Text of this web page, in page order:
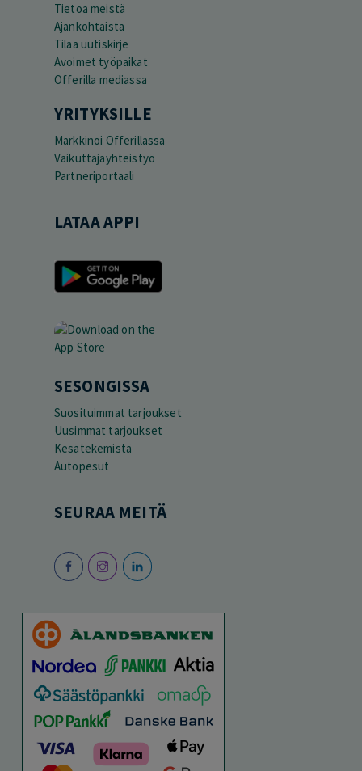
Tietoa meistä
Ajankohtaista
Tilaa uutiskirje
Avoimet työpaikat
Offerilla mediassa
YRITYKSILLE
Markkinoi Offerillassa
Vaikuttajayhteistyö
Partneriportaali
LATAA APPI
SESONGISSA
Suosituimmat tarjoukset
Uusimmat tarjoukset
Kesätekemistä
Autopesut
SEURAA MEITÄ